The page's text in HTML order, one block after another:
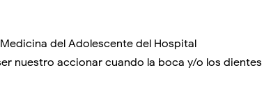
del Adolescente del Hospital
nuestro accionar cuando la boca y/o los dientes